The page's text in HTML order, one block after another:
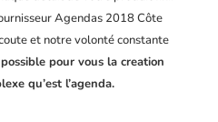
Agendas 2018 Côte
et notre volonté constante
pour vous la creation
qu’est l’agenda.